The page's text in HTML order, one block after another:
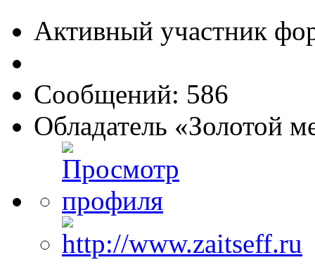
Активный участник
Сообщений: 586
Обладатель «Золотой